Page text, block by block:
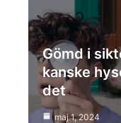
Gömd i
kanske
det
maj 1, 2024